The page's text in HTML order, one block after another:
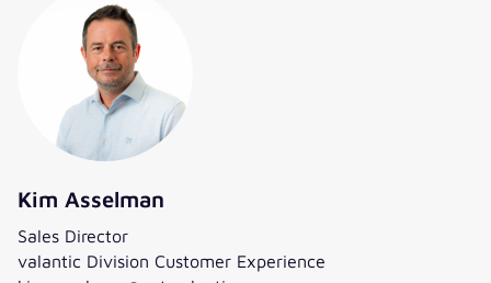
Kim Asselman
Sales Director
valantic Division Customer Experience